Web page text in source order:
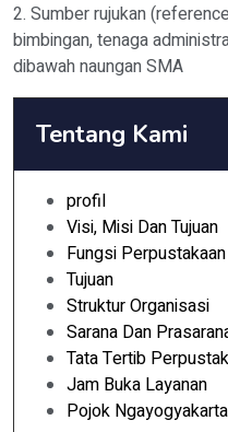
2. Sumber rujukan
bimbingan, tenaga
dibawah naungan SMA
Tentang Kami
profil
Visi, Misi Dan Tujuan
Fungsi
Tujuan
Struktur Organisasi
Sarana Dan
Tata Tertib
Jam Buka Layanan
Pojok Ngayogyakarta